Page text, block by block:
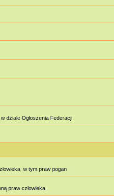
dziale Ogłoszenia Federacji.
w tym praw pogan
praw człowieka.